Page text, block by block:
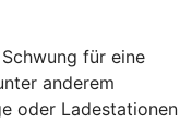
für eine
anderem
oder Ladestationen